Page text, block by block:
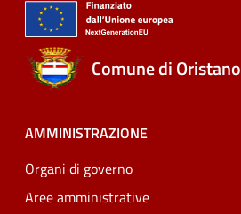
Comune di Oristano
AMMINISTRAZIONE
Organi di governo
Aree amministrative